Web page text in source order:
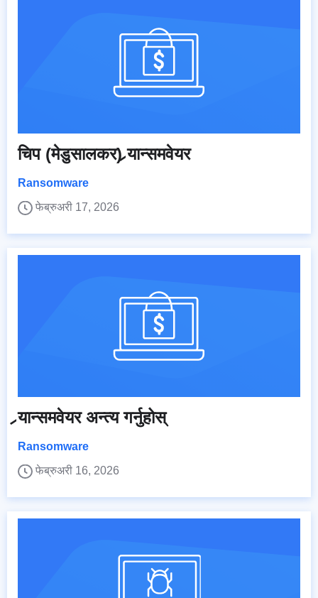
चिप (मेडुसालकर) र्‍यान्समवेयर
Ransomware
फेब्रुअरी 17, 2026
र्‍यान्समवेयर अन्त्य गर्नुहोस्
Ransomware
फेब्रुअरी 16, 2026